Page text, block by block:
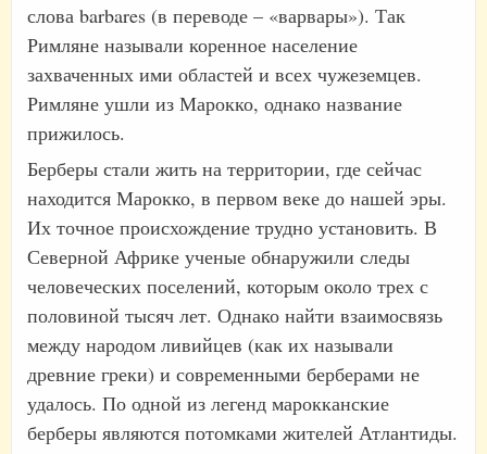
слова barbares (в переводе – «варвары»). Так
Римляне называли коренное население
захваченных ими областей и всех чужеземцев.
Римляне ушли из Марокко, однако название
прижилось.
Берберы стали жить на территории, где сейчас
находится Марокко, в первом веке до нашей эры.
Их точное происхождение трудно установить. В
Северной Африке ученые обнаружили следы
человеческих поселений, которым около трех с
половиной тысяч лет. Однако найти взаимосвязь
между народом ливийцев (как их называли
древние греки) и современными берберами не
удалось. По одной из легенд марокканские
берберы являются потомками жителей Атлантиды.